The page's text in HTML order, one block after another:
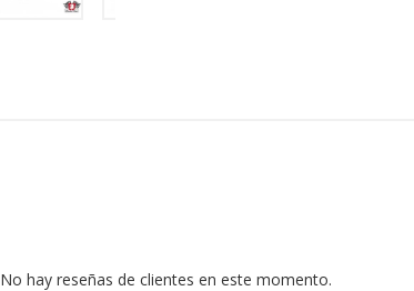
No hay reseñas de clientes en este momento.